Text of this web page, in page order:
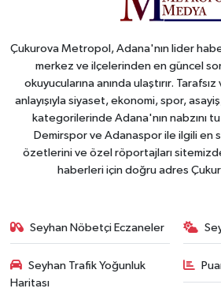
Çukurova Metropol, Adana'nın lider
merkez ve ilçelerinden en güncel
okuyucularına anında ulaştırır.
anlayışıyla siyaset, ekonomi, spor,
kategorilerinde Adana'nın nabzını
Demirspor ve Adanaspor ile ilgili en
özetlerini ve özel röportajları
haberleri için doğru adres
Seyhan Nöbetçi Eczaneler
Seyhan Trafik Yoğunluk
Haritası